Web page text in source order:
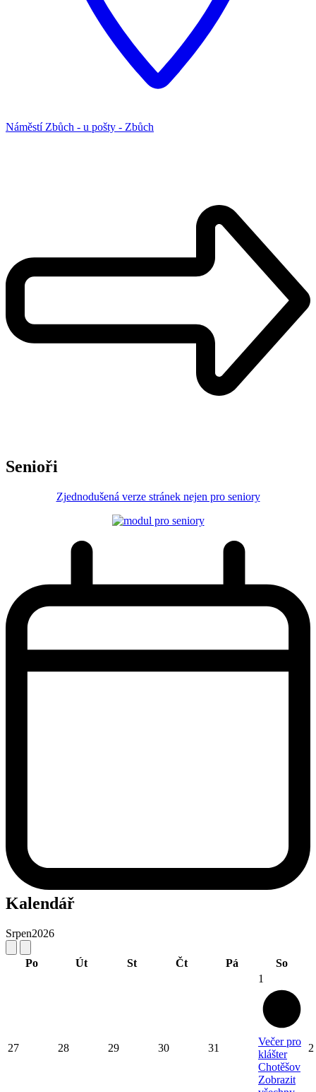
Náměstí Zbůch - u pošty - Zbůch
Senioři
Zjednodušená verze stránek nejen pro seniory
Kalendář
Srpen2026
Po Út St Čt Pá So
27 28 29 30 31
1
Večer pro
klášter
Chotěšov
Zobrazit
2